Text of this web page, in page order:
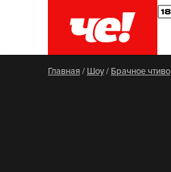
Главная/ Шоу/ Брачное чтиво